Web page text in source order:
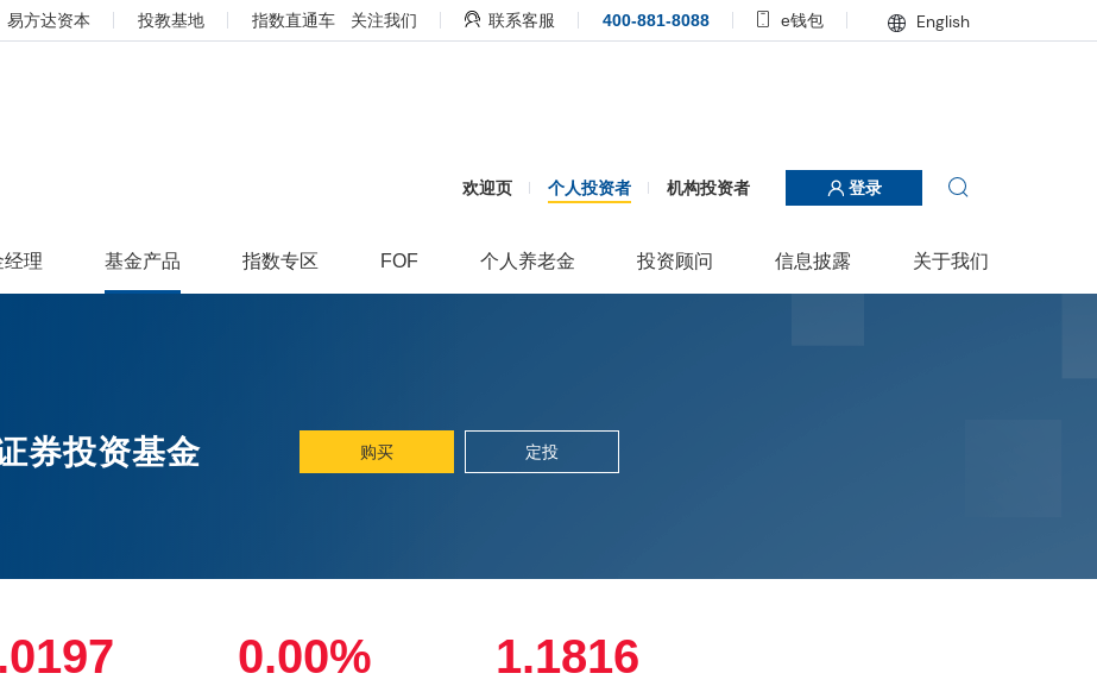
易方达资本 投教基地 指数直通车 关注我们 联系客服 400-881-8088 e钱包 English
欢迎页 个人投资者 机构投资者 登录
经理 基金产品 指数专区 FOF 个人养老金 投资顾问 信息披露 关于我们
券投资基金 购买 定投
0.00% 1.1816